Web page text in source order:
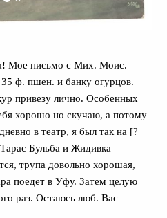
Мое письмо с Мих. Моис.
ф. пшен. и банку огурцов.
привезу лично. Особенных
хорошо но скучаю, а потому
в театр, я был так на [?
Бульба и Жидивка
трупа довольно хорошая,
поедет в Уфу. Затем целую
раз. Остаюсь люб. Вас